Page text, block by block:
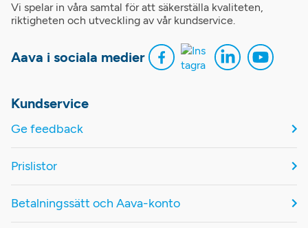
Vi spelar in våra samtal för att säkerställa kvaliteten,
riktigheten och utveckling av vår kundservice.
Aava i sociala medier
Kundservice
Ge feedback
Prislistor
Betalningssätt och Aava-konto